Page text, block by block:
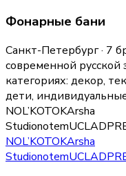
Фонарные бани
Санкт-Петербург · 7
современной русской
категориях: декор,
дети,
NOL’KOTOKArsha
StudionotemUCLAD
NOL’KOTOKArsha
StudionotemUCLAD